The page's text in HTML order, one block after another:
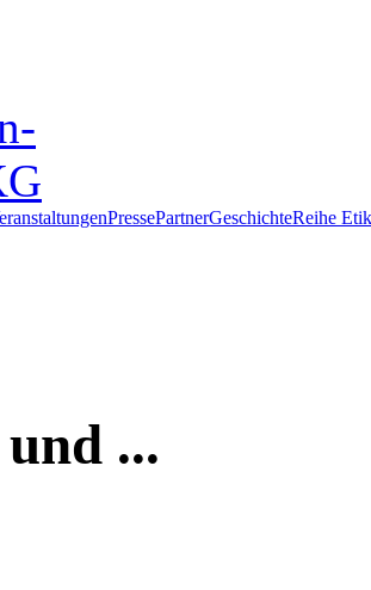
PressePartnerGeschichteReihe
...